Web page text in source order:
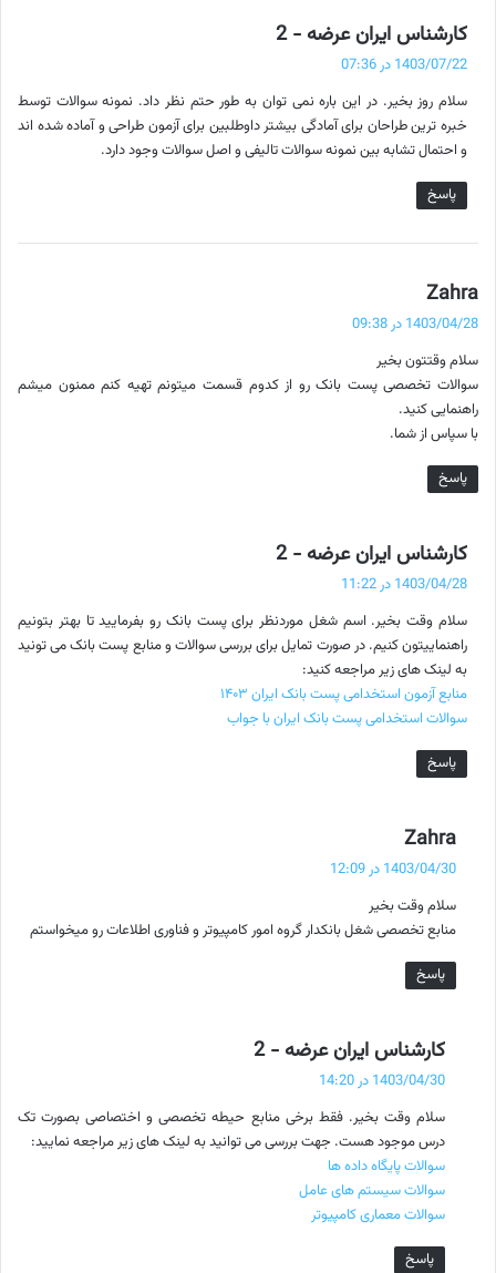
کارشناس ایران عرضه - 2
:
1403/07/22 در 07:36
سلام روز بخیر. در این باره نمی توان به طور حتم نظر داد. نمونه سوالات توسط
خبره ترین طراحان برای آمادگی بیشتر داوطلبین برای آزمون طراحی و آماده شده اند
و احتمال تشابه بین نمونه سوالات تالیفی و اصل سوالات وجود دارد.
پاسخ
Zahra
ف
:
1403/04/28 در 09:38
سلام وقتتون بخیر
سوالات تخصصی پست بانک رو از کدوم قسمت میتونم تهیه کنم ممنون میشم
راهنمایی کنید.
با سپاس از شما.
پاسخ
کارشناس ایران عرضه - 2
:
1403/04/28 در 11:22
سلام وقت بخیر. اسم شغل موردنظر برای پست بانک رو بفرمایید تا بهتر بتونیم
راهنماییتون کنیم. در صورت تمایل برای بررسی سوالات و منابع پست بانک می تونید
به لینک های زیر مراجعه کنید:
منابع آزمون استخدامی پست بانک ایران ۱۴۰۳
سوالات استخدامی پست بانک ایران با جواب
پاسخ
Zahra
ف
:
1403/04/30 در 12:09
سلام وقت بخیر
منابع تخصصی شغل بانکدار گروه امور کامپیوتر و فناوری اطلاعات رو میخواستم
پاسخ
کارشناس ایران عرضه - 2
:
1403/04/30 در 14:20
سلام وقت بخیر. فقط برخی منابع حیطه تخصصی و اختصاصی بصورت تک
درس موجود هست. جهت بررسی می توانید به لینک های زیر مراجعه نمایید:
سوالات پایگاه داده ها
سوالات سیستم های عامل
سوالات معماری کامپیوتر
پاسخ